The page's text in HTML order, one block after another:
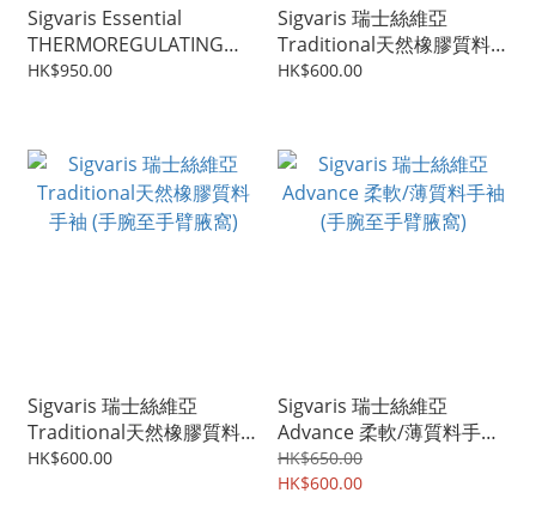
Sigvaris Essential
THERMOREGULATING
Cotton Class II Panty (A-T)
HK$950.00
Sigvaris 瑞士絲維亞
Traditional天然橡膠質料
手袖 (手掌至肩膊)
HK$600.00
Sigvaris 瑞士絲維亞
Traditional天然橡膠質料
手袖 (手腕至手臂腋窩)
HK$600.00
Sigvaris 瑞士絲維亞
Advance 柔軟/薄質料手袖
(手腕至手臂腋窩)
HK$650.00
HK$600.00